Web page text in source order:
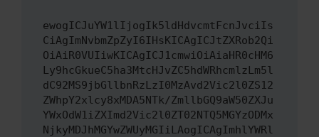
ewogICJuYW1lIjogIk5ldHdvcmtFcnJvciIs
CiAgImNvbmZpZyI6IHsKICAgICJtZXRob2Qi
OiAiR0VUIiwKICAgICJ1cmwiOiAiaHR0cHM6
Ly9hcGkueC5ha3MtcHJvZC5hdWRhcmlzLm5l
dC92MS9jbGllbnRzLzI0MzAvd2Vic2l0ZS12
ZWhpY2xlcy8xMDA5NTk/ZmllbGQ9aW50ZXJu
YWxOdW1iZXImd2Vic2l0ZT02NTQ5MGYzODMx
NjkyMDJhMGYwZWUyMGIiLAogICAgImhlYWRl